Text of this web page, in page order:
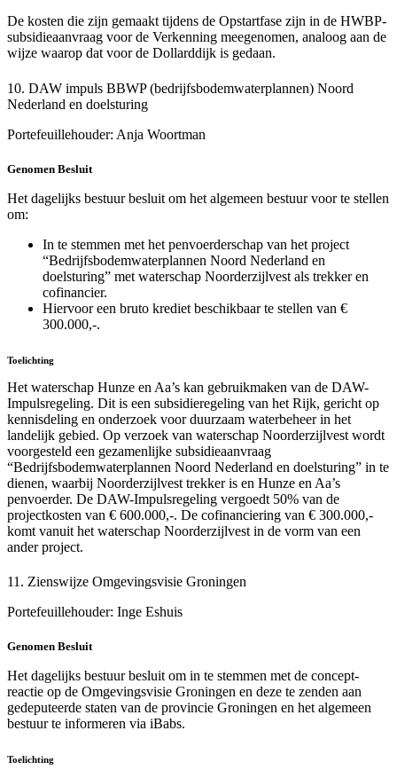
De kosten die zijn gemaakt tijdens de Opstartfase zijn in de HWBP-
subsidieaanvraag voor de Verkenning meegenomen, analoog aan de
wijze waarop dat voor de Dollarddijk is gedaan.
10. DAW impuls BBWP (bedrijfsbodemwaterplannen) Noord
Nederland en doelsturing
Portefeuillehouder: Anja Woortman
Genomen Besluit
Het dagelijks bestuur besluit om het algemeen bestuur voor te stellen
om:
In te stemmen met het penvoerderschap van het project
“Bedrijfsbodemwaterplannen Noord Nederland en
doelsturing” met waterschap Noorderzijlvest als trekker en
cofinancier.
Hiervoor een bruto krediet beschikbaar te stellen van €
300.000,-.
Toelichting
Het waterschap Hunze en Aa’s kan gebruikmaken van de DAW-
Impulsregeling. Dit is een subsidieregeling van het Rijk, gericht op
kennisdeling en onderzoek voor duurzaam waterbeheer in het
landelijk gebied. Op verzoek van waterschap Noorderzijlvest wordt
voorgesteld een gezamenlijke subsidieaanvraag
“Bedrijfsbodemwaterplannen Noord Nederland en doelsturing” in te
dienen, waarbij Noorderzijlvest trekker is en Hunze en Aa’s
penvoerder. De DAW-Impulsregeling vergoedt 50% van de
projectkosten van € 600.000,-. De cofinanciering van € 300.000,-
komt vanuit het waterschap Noorderzijlvest in de vorm van een
ander project.
11. Zienswijze Omgevingsvisie Groningen
Portefeuillehouder: Inge Eshuis
Genomen Besluit
Het dagelijks bestuur besluit om in te stemmen met de concept-
reactie op de Omgevingsvisie Groningen en deze te zenden aan
gedeputeerde staten van de provincie Groningen en het algemeen
bestuur te informeren via iBabs.
Toelichting